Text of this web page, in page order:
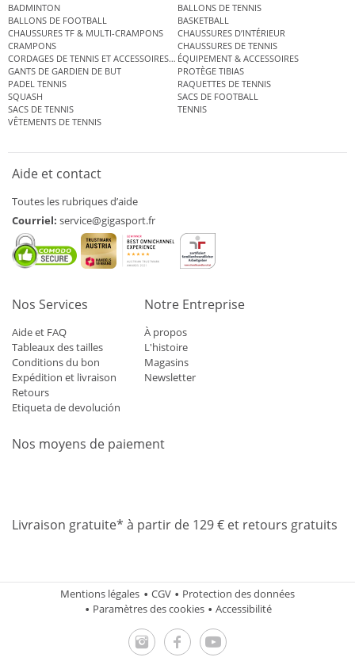
BADMINTON
BALLONS DE TENNIS
BALLONS DE FOOTBALL
BASKETBALL
CHAUSSURES TF & MULTI-CRAMPONS
CHAUSSURES D’INTÉRIEUR
CRAMPONS
CHAUSSURES DE TENNIS
CORDAGES DE TENNIS ET ACCESSOIRES DE TENNISÉQUIPEMENT & ACCESSOIRES
GANTS DE GARDIEN DE BUT
PROTÈGE TIBIAS
PADEL TENNIS
RAQUETTES DE TENNIS
SQUASH
SACS DE FOOTBALL
SACS DE TENNIS
TENNIS
VÊTEMENTS DE TENNIS
Aide et contact
Toutes les rubriques d’aide
Courriel: service@gigasport.fr
Nos Services
Aide et FAQ
Tableaux des tailles
Conditions du bon
Expédition et livraison
Retours
Etiqueta de devolución
Notre Entreprise
À propos
L'histoire
Magasins
Newsletter
Nos moyens de paiement
Livraison gratuite* à partir de 129 € et retours gratuits
Mentions légales CGV
Protection des données
Paramètres des cookies
Accessibilité